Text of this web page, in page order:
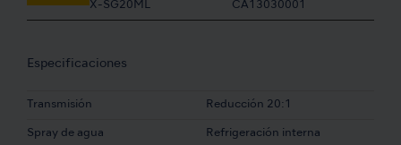
X-SG20ML CA13030001
Especificaciones
Transmisión Reducción 20:1
Spray de agua
Refrigeración interna